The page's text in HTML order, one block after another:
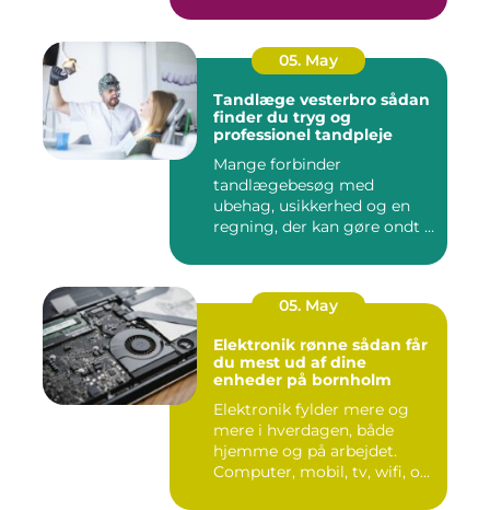
05. May
Tandlæge vesterbro sådan
finder du tryg og
professionel tandpleje
Mange forbinder
tandlægebesøg med
ubehag, usikkerhed og en
regning, der kan gøre ondt i
05. May
Elektronik rønne sådan får
du mest ud af dine
enheder på bornholm
Elektronik fylder mere og
mere i hverdagen, både
hjemme og på arbejdet.
Computer, mobil, tv, wifi, o...